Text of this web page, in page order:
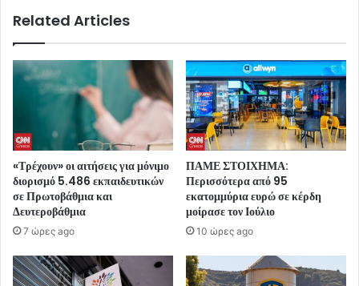
Related Articles
«Τρέχουν» οι αιτήσεις για μόνιμο
διορισμό 5.486 εκπαιδευτικών
σε Πρωτοβάθμια και
Δευτεροβάθμια
7 ώρες ago
ΠΑΜΕ ΣΤΟΙΧΗΜΑ:
Περισσότερα από 95
εκατομμύρια ευρώ σε κέρδη
μοίρασε τον Ιούλιο
10 ώρες ago